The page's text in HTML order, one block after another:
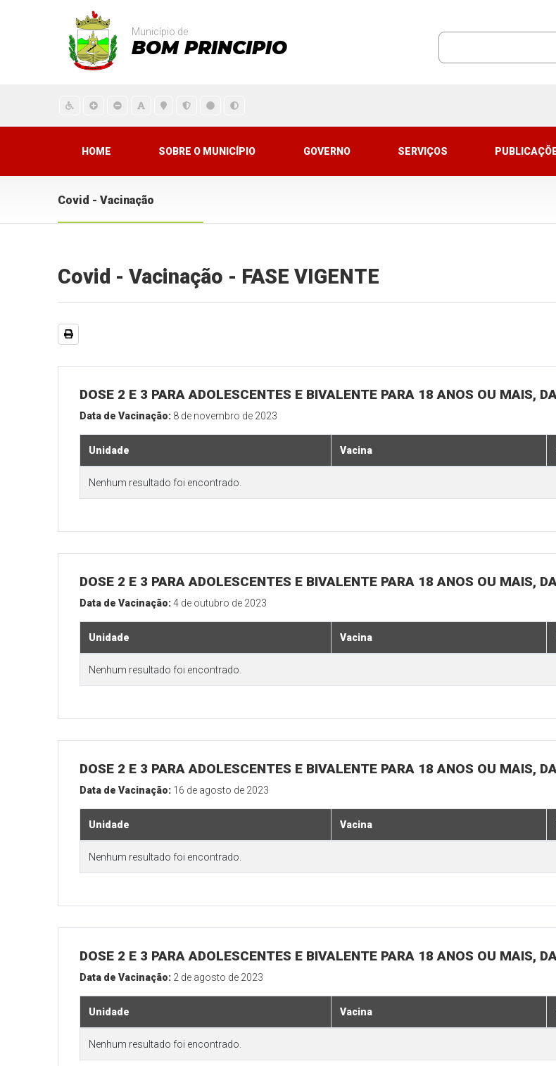
Município de
BOM PRINCIPIO
HOME SOBRE O MUNICÍPIO GOVERNO SERVIÇOS
Covid - Vacinação
Covid - Vacinação - FASE VIGENTE
DOSE 2 E 3 PARA ADOLESCENTES E BIVALENTE PARA 18 ANOS OU MAIS,
Data de Vacinação: 8 de novembro de 2023
Unidade Vacina
Nenhum resultado foi encontrado.
DOSE 2 E 3 PARA ADOLESCENTES E BIVALENTE PARA 18 ANOS OU MAIS,
Data de Vacinação:4 de outubro de 2023
Unidade Vacina
Nenhum resultado foi encontrado.
DOSE 2 E 3 PARA ADOLESCENTES E BIVALENTE PARA 18 ANOS OU MAIS,
Data de Vacinação: 16 de agosto de 2023
Unidade Vacina
Nenhum resultado foi encontrado.
DOSE 2 E 3 PARA ADOLESCENTES E BIVALENTE PARA 18 ANOS OU MAIS,
Data de Vacinação: 2 de agosto de 2023
Unidade Vacina
Nenhum resultado foi encontrado.